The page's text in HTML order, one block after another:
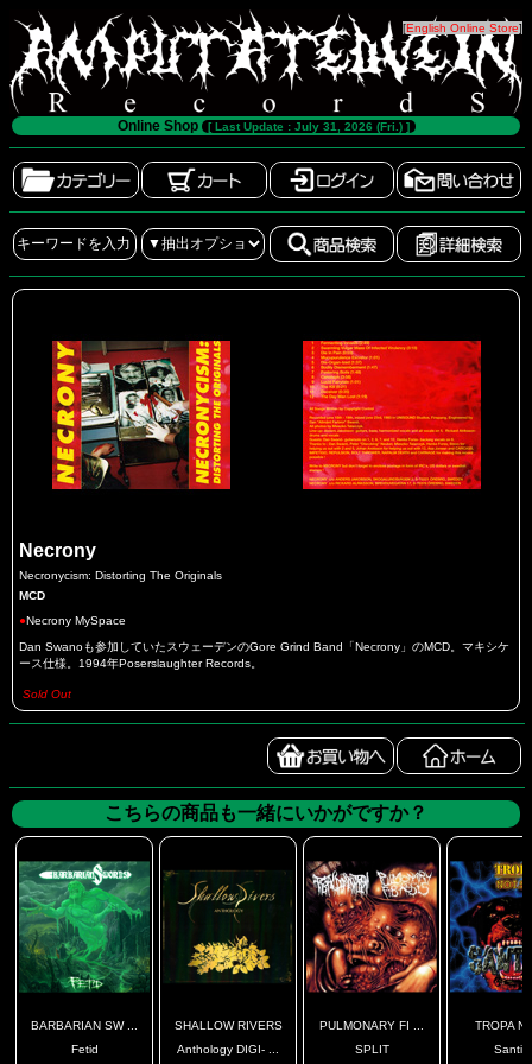
[English Online Store]
Online Shop [ Last Update : July 31, 2026 (Fri.) ]
Necrony
Necronycism: Distorting The Originals
MCD
●Necrony MySpace
Dan Swanoも参加していたスウェーデンのGore Grind Band「Necrony」のMCD。マキシケ
ース仕様。1994年Poserslaughter Records。
Sold Out
こちらの商品も一緒にいかがですか？
BARBARIAN SW ...
Fetid
SHALLOW RIVERS
Anthology DIGI- ...
PULMONARY FI ...
SPLIT
TROPA